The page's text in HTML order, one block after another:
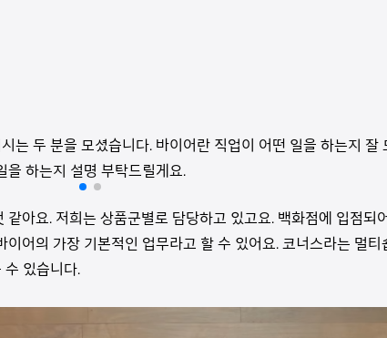
는 두 분을 모셨습니다. 바이어란 직업이 어떤 일을 하는지 잘
을 하는지 설명 부탁드릴게요.
아요. 저희는 상품군별로 담당하고 있고요. 백화점에 입점되
어의 가장 기본적인 업무라고 할 수 있어요. 코너스라는 멀
수 있습니다.